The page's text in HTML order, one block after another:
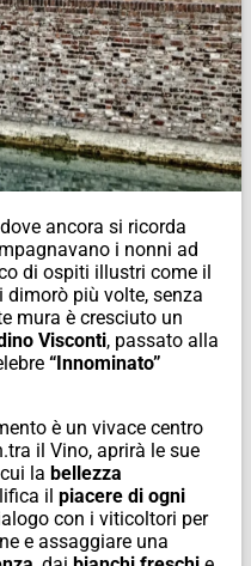
ancora si ricorda
i nonni ad
di ospiti illustri come il
dimorò più volte, senza
mura è cresciuto un
Visconti, passato alla
“Innominato”
è un vivace centro
il Vino, aprirà le sue
la bellezza
il piacere di ogni
con i viticoltori per
e assaggiare una